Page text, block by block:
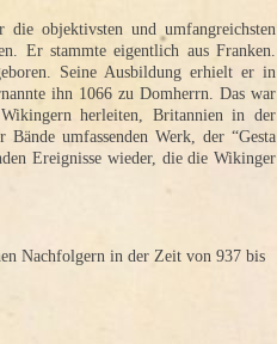
objektivsten und umfangreichsten
Er stammte eigentlich aus Franken.
Seine Ausbildung erhielt er in
ihn 1066 zu Domherrn. Das war
herleiten, Britannien in der
umfassenden Werk, der “Gesta
Ereignisse wieder, die die Wikinger
Nachfolgern in der Zeit von 937 bis